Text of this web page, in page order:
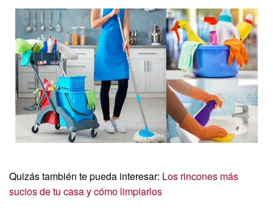
Quizás también te pueda interesar: Los rincones más
sucios de tu casa y cómo limpiarlos